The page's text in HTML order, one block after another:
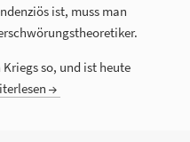
ist, muss man
so, und ist heute